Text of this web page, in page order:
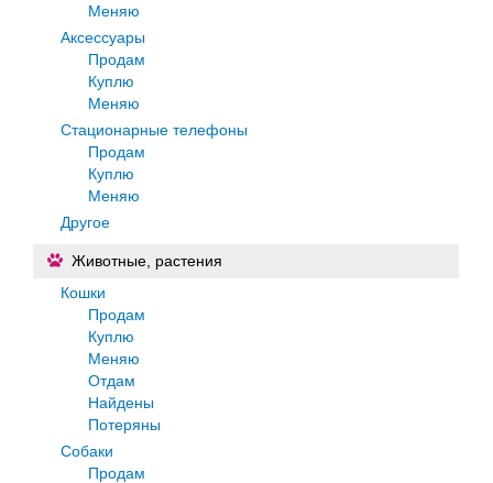
Меняю
Аксессуары
Продам
Куплю
Меняю
Стационарные телефоны
Продам
Куплю
Меняю
Другое
Животные, растения
Кошки
Продам
Куплю
Меняю
Отдам
Найдены
Потеряны
Собаки
Продам